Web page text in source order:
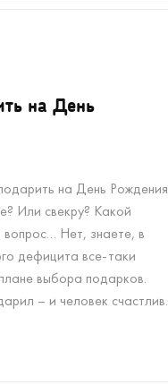
на День
на День Рождения
Или свекру? Какой
вопрос… Нет, знаете, в
дефицита все-таки
выбора подарков.
– и человек счастлив.